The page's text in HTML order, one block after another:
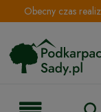
Obecny czas